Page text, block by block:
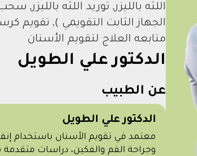
اللثه بالليزر, توريد اللثه
الجهاز الثابت التقويمي ), تقويم
متابعه العلاج لتقويم الأسنان
الدكتور علي الطويل
عن الطبيب
الدكتور علي الطويل
معتمد في تقويم الأسنان باستخدام
وجراحة الفم والفكين، دراسات